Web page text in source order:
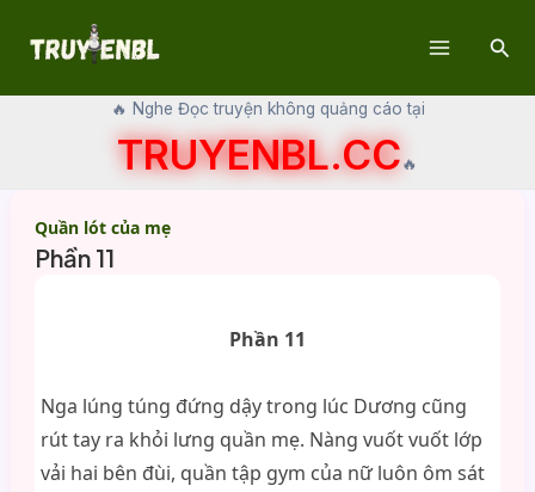
🔥 Nghe Đọc truyện không quảng cáo tại
TRUYENBL.CC🔥
Quần lót của mẹ
Phần 11
Phần 11
Nga lúng túng đứng dậy trong lúc Dương cũng
rút tay ra khỏi lưng quần mẹ. Nàng vuốt vuốt lớp
vải hai bên đùi, quần tập gym của nữ luôn ôm sát